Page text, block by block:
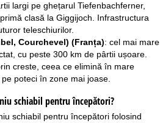
largi pe ghețarul Tiefenbachferner,
clasă la Giggijoch. Infrastructura
teleschiurilor.
Courchevel) (Franța): cel mai mare
cu peste 300 km de pârtii ușoare.
creste, ceea ce elimină în mare
poteci în zone mai joase.
schiabil pentru începători?
schiabil pentru începători folosind